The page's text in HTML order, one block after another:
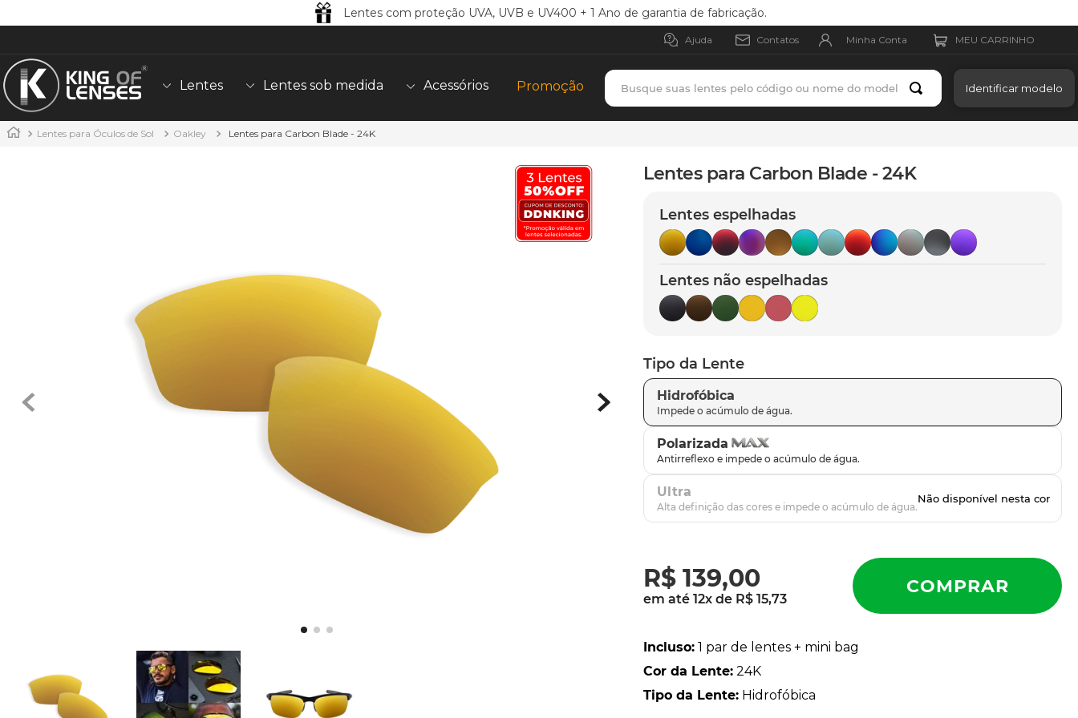
Lentes com proteção UVA, UVB e UV400 + 1 Ano de garantia de fabricação.
Ajuda Contatos Minha Conta
Lentes Lentes sob medida Acessórios Promoção
Busque suas lentes pelo código ou nome do modelo
Identificar modelo
Lentes para Óculos de Sol Oakley Lentes para Carbon Blade - 24K
Lentes para Carbon Blade - 24K
Lentes espelhadas
Lentes não espelhadas
Tipo da Lente
Hidrofóbica
Polarizada
Ultra
R$ 139,00
em até12x de R$ 15,73
Incluso: 1 par de lentes + mini bag
Cor da Lente: 24K
Tipo da Lente: Hidrofóbica
9
gascan